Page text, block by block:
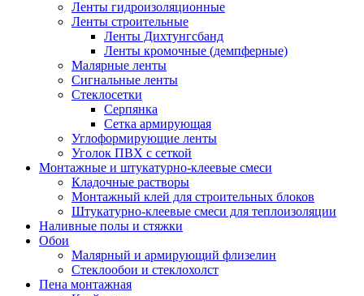
Ленты гидроизоляционные
Ленты строительные
Ленты Дихтунгсбанд
Ленты кромочные (демпферные)
Малярные ленты
Сигнальные ленты
Стеклосетки
Серпянка
Сетка армирующая
Углоформирующие ленты
Уголок ПВХ с сеткой
Монтажные и штукатурно-клеевые смеси
Кладочные растворы
Монтажный клей для строительных блоков
Штукатурно-клеевые смеси для теплоизоляции
Наливные полы и стяжки
Обои
Малярный и армирующий флизелин
Стеклообои и стеклохолст
Пена монтажная